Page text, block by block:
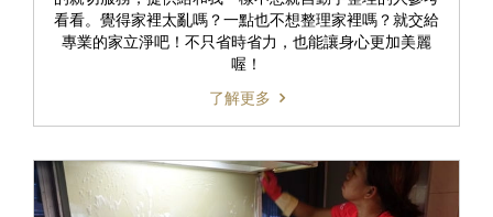
看看。覺得家裡太亂嗎？一點也不想整理家裡嗎？就交給
專業的家立淨吧！不只省時省力，也能讓身心更加美麗
喔！
了解更多